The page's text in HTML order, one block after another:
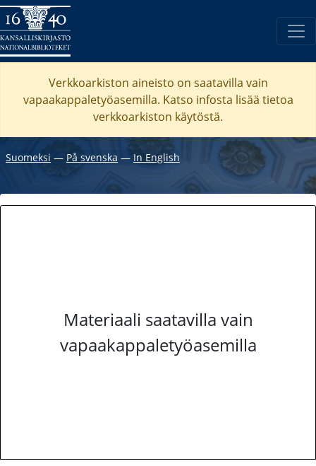
Verkkoarkiston aineisto on saatavilla vain
vapaakappaletyöasemilla. Katso infosta lisää tietoa
verkkoarkiston käytöstä.
Suomeksi ― På svenska ― In English
Materiaali saatavilla vain
vapaakappaletyöasemilla